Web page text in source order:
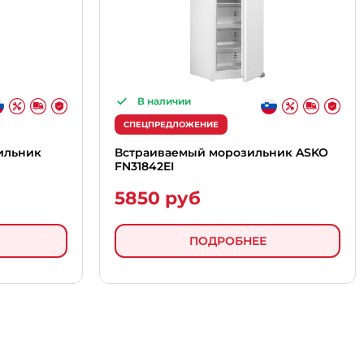
В наличии
СПЕЦПРЕДЛОЖЕНИЕ
Встраиваемый морозильник ASKO
FN31842EI
5850 руб
ПОДРОБНЕЕ